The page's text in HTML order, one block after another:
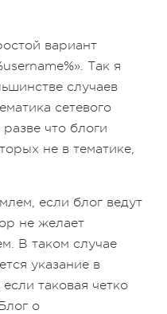
вариант
Так я
случаев
сетевого
что блоги
не в тематике,
если блог ведут
не желает
В таком случае
указание в
таковая четко
о